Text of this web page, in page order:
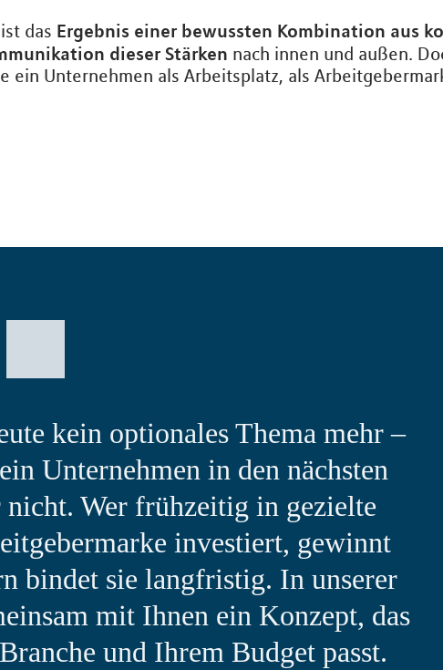
das Ergebnis einer bewussten Kombination aus
dieser Stärken nach innen und außen.
Unternehmen als Arbeitsplatz, als
kein optionales Thema mehr –
Unternehmen in den nächsten
nicht. Wer frühzeitig in gezielte
investiert, gewinnt
bindet sie langfristig. In unserer
mit Ihnen ein Konzept, das
und Ihrem Budget passt.